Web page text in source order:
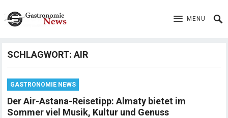
MENU
SCHLAGWORT:AIR
GASTRONOMIE NEWS
Der Air-Astana-Reisetipp: Almaty bietet im
Sommer viel Musik, Kultur und Genuss